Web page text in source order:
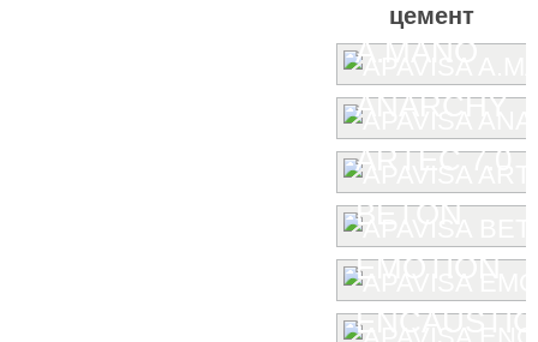
цемент
A.MANO
ANARCHY
ARTEC 7.0
BETON
EMOTION
ENCAUSTIC